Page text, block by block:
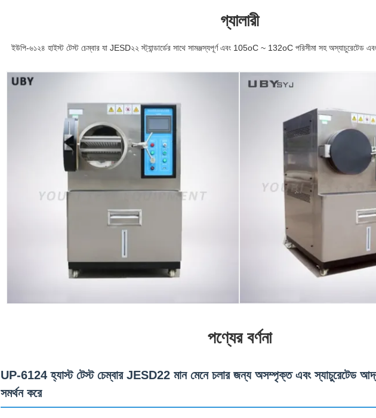
গ্যালারী
ইউপি-৬১২৪ হাইস্ট টেস্ট চেম্বার যা JESD২২ স্ট্যান্ডার্ডের সাথে সামঞ্জস্যপূর্ণ এবং 105oC ~ 132oC পরিসীমা সহ অস্যাচুরেটেড এবং
পণ্যের বর্ণনা
UP-6124 হ্যাস্ট টেস্ট চেম্বার JESD22 মান মেনে চলার জন্য অসম্পৃক্ত এবং স্যাচুরেটেড
সমর্থন করে